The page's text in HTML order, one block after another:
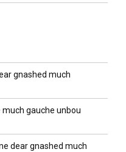
gnashed much
gauche unbou
dear gnashed much